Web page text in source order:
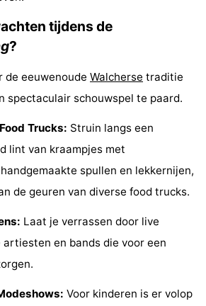
tijdens de
?
de eeuwenoude Walcherse traditie
spectaculair schouwspel te paard.
Trucks: Struin langs een
lint van kraampjes met
spullen en lekkernijen,
de geuren van diverse food trucks.
Laat je verrassen door live
artiesten en bands die voor een
Voor kinderen is er volop